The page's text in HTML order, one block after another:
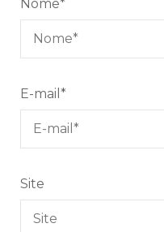
Nome*
E-mail *
Site